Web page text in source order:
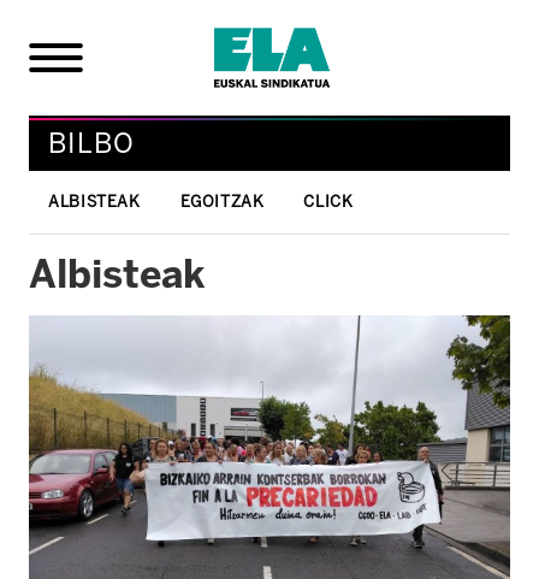
BILBO
ALBISTEAK EGOITZAK CLICK
Albisteak